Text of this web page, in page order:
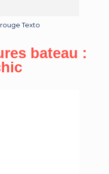
Texto
bateau :